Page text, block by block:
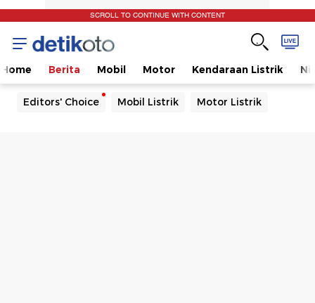
SCROLL TO CONTINUE WITH CONTENT
Home Berita Mobil Motor Kendaraan Listrik
Editors' Choice Mobil Listrik Motor Listrik